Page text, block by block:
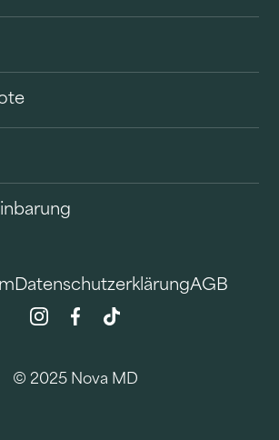
DatenschutzerklärungAGB
© 2025 Nova MD